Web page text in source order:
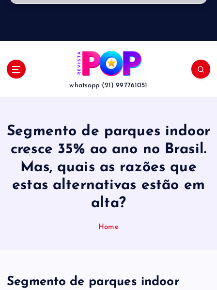
whatsapp (21) 997761051
Segmento de parques indoor
cresce 35% ao ano no Brasil.
Mas, quais as razões que
estas alternativas estão em
alta?
Home
Segmento de parques indoor